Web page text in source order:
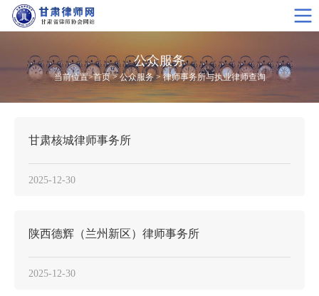
公众服务
当前位置>首页>公众服务>律师事务所与执业律师查询
甘肃核城律师事务所
2025-12-30
陕西德辉（兰州新区）律师事务所
2025-12-30